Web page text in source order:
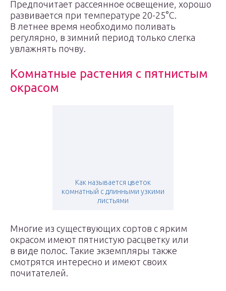
Предпочитает рассеянное освещение, хорошо
развивается при температуре 20-25°С.
В летнее время необходимо поливать
регулярно, в зимний период только слегка
увлажнять почву.
Комнатные растения с пятнистым
окрасом
Как называется цветок
комнатный с длинными узкими
листьями
Многие из существующих сортов с ярким
окрасом имеют пятнистую расцветку или
в виде полос. Такие экземпляры также
смотрятся интересно и имеют своих
почитателей.